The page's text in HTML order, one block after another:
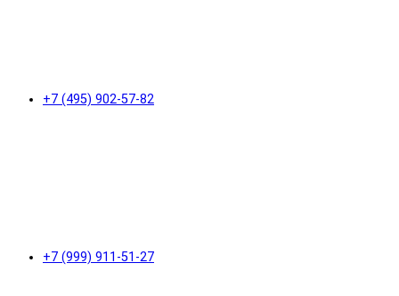
+7 (495) 902-57-82
+7 (999) 911-51-27